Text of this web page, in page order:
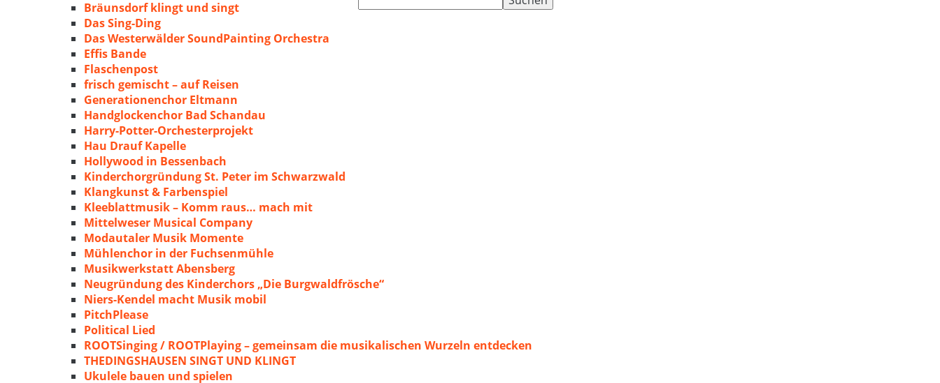
nach:
Bräunsdorf klingt und singt
Das Sing-Ding
Das Westerwälder SoundPainting Orchestra
Effis Bande
Flaschenpost
frisch gemischt – auf Reisen
Generationenchor Eltmann
Handglockenchor Bad Schandau
Harry-Potter-Orchesterprojekt
Hau Drauf Kapelle
Hollywood in Bessenbach
Kinderchorgründung St. Peter im Schwarzwald
Klangkunst & Farbenspiel
Kleeblattmusik – Komm raus… mach mit
Mittelweser Musical Company
Modautaler Musik Momente
Mühlenchor in der Fuchsenmühle
Musikwerkstatt Abensberg
Neugründung des Kinderchors „Die Burgwaldfrösche“
Niers-Kendel macht Musik mobil
PitchPlease
Political Lied
ROOTSinging / ROOTPlaying – gemeinsam die musikalischen Wurzeln entdecken
THEDINGSHAUSEN SINGT UND KLINGT
Ukulele bauen und spielen